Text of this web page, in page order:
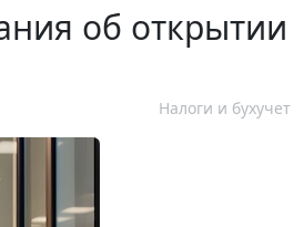
об открытии
Налоги и бухучет